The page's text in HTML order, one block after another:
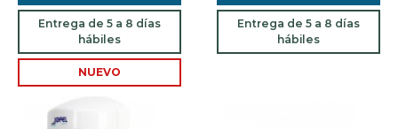
Entrega de 5 a 8 días
hábiles
NUEVO
Entrega de 5 a 8 días
hábiles